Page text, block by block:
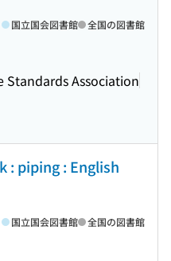
Standards Association
国立国会図書館 全国の図書館
: piping : English
国立国会図書館 全国の図書館